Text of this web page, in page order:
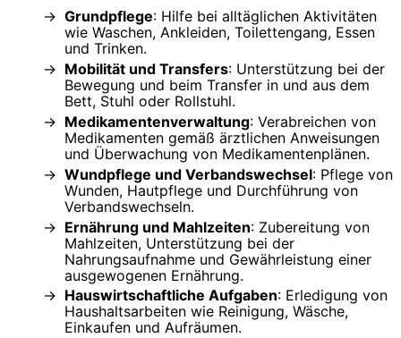
Grundpflege: Hilfe bei alltäglichen Aktivitäten
wie Waschen, Ankleiden, Toilettengang, Essen
und Trinken.
Mobilität und Transfers: Unterstützung bei der
Bewegung und beim Transfer in und aus dem
Bett, Stuhl oder Rollstuhl.
Medikamentenverwaltung: Verabreichen von
Medikamenten gemäß ärztlichen Anweisungen
und Überwachung von Medikamentenplänen.
Wundpflege und Verbandswechsel: Pflege von
Wunden, Hautpflege und Durchführung von
Verbandswechseln.
Ernährung und Mahlzeiten: Zubereitung von
Mahlzeiten, Unterstützung bei der
Nahrungsaufnahme und Gewährleistung einer
ausgewogenen Ernährung.
Hauswirtschaftliche Aufgaben: Erledigung von
Haushaltsarbeiten wie Reinigung, Wäsche,
Einkaufen und Aufräumen.